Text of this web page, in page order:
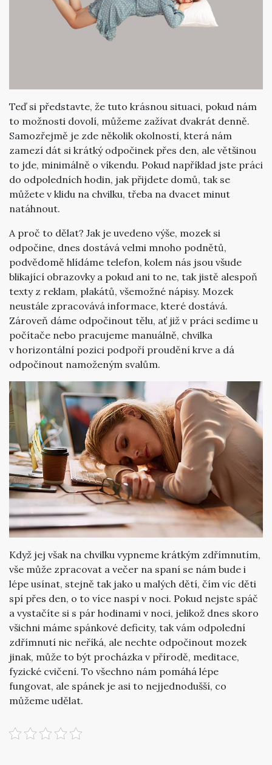
Teď si představte, že tuto krásnou situaci, pokud nám
to možnosti dovolí, můžeme zažívat dvakrát denně.
Samozřejmě je zde několik okolností, která nám
zamezí dát si krátký odpočinek přes den, ale většinou
to jde, minimálně o víkendu. Pokud například jste práci
do odpoledních hodin, jak přijdete domů, tak se
můžete v klidu na chvilku, třeba na dvacet minut
natáhnout.
A proč to dělat? Jak je uvedeno výše, mozek si
odpočine, dnes dostává velmi mnoho podnětů,
podvědomě hlídáme telefon, kolem nás jsou všude
blikající obrazovky a pokud ani to ne, tak jistě alespoň
texty z reklam, plakátů, všemožné nápisy. Mozek
neustále zpracovává informace, které dostává.
Zároveň dáme odpočinout tělu, ať již v práci sedíme u
počítače nebo pracujeme manuálně, chvilka
v horizontální pozici podpoří proudění krve a dá
odpočinout namoženým svalům.
Když jej však na chvilku vypneme krátkým zdřímnutím,
vše může zpracovat a večer na spaní se nám bude i
lépe usínat, stejně tak jako u malých dětí, čím víc děti
spí přes den, o to více naspí v noci. Pokud nejste spáč
a vystačíte si s pár hodinami v noci, jelikož dnes skoro
všichni máme spánkové deficity, tak vám odpolední
zdřímnutí nic neříká, ale nechte odpočinout mozek
jinak, může to být procházka v přírodě, meditace,
fyzické cvičení. To všechno nám pomáhá lépe
fungovat, ale spánek je asi to nejjednodušší, co
můžeme udělat.